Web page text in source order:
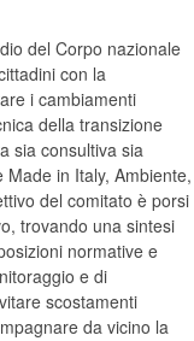
del Corpo nazionale
con la
i cambiamenti
della transizione
sia consultiva sia
in Italy, Ambiente,
del comitato è porsi
trovando una sintesi
normative e
e di
scostamenti
da vicino la